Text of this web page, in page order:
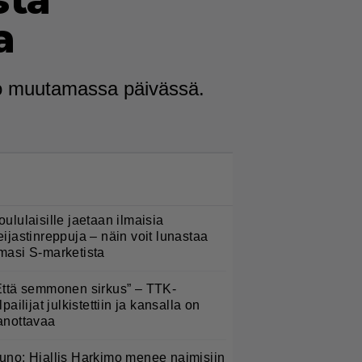
päivässä.
jaetaan ilmaisia
– näin voit lunastaa
S-marketista
semmonen sirkus” – TTK-
julkistettiin ja kansalla on
Hjallis Harkimo menee naimisiin